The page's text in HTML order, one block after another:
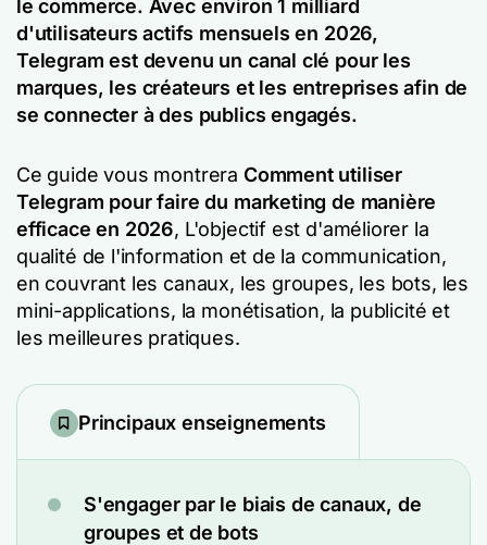
le commerce. Avec environ 1 milliard
d'utilisateurs actifs mensuels en 2026,
Telegram est devenu un canal clé pour les
marques, les créateurs et les entreprises afin de
se connecter à des publics engagés.
Ce guide vous montrera Comment utiliser
Telegram pour faire du marketing de manière
efficace en 2026, L'objectif est d'améliorer la
qualité de l'information et de la communication,
en couvrant les canaux, les groupes, les bots, les
mini-applications, la monétisation, la publicité et
les meilleures pratiques.
Principaux enseignements
S'engager par le biais de canaux, de
groupes et de bots